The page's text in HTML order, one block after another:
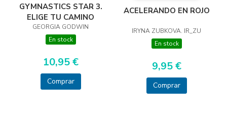
GYMNASTICS STAR 3.
ELIGE TU CAMINO
GEORGIA GODWIN
En stock
10,95 €
Comprar
ACELERANDO EN ROJO
IRYNA ZUBKOVA. IR_ZU
En stock
9,95 €
Comprar